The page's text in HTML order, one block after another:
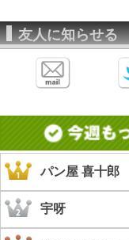
友人に知らせる
パン屋 喜十郎
宇呀